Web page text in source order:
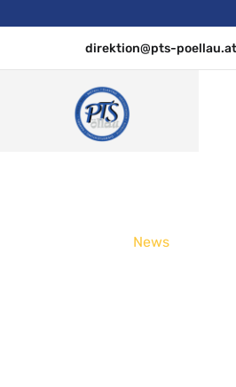
direktion@pts-poellau.at
News